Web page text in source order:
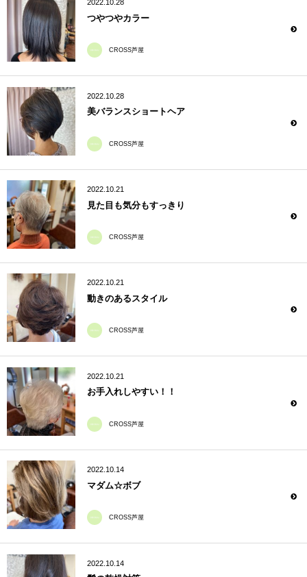
2022.10.28
つやつやカラー
CROSS芦屋
2022.10.28
美バランスショートヘア
CROSS芦屋
2022.10.21
見た目も気分もすっきり
CROSS芦屋
2022.10.21
動きのあるスタイル
CROSS芦屋
2022.10.21
お手入れしやすい！！
CROSS芦屋
2022.10.14
マダム☆ボブ
CROSS芦屋
2022.10.14